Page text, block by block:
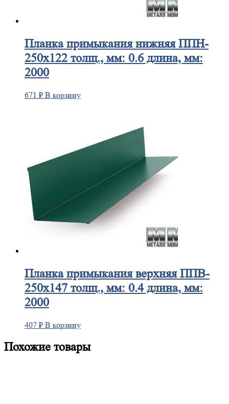
Планкапримыкания нижняя ППН-
250х122 толщ., мм: 0.6 длина, мм:
2000
671 ₽ В корзину
Планкапримыкания верхняя ППВ-
250х147 толщ., мм: 0.4 длина, мм:
2000
407 ₽ В корзину
Похожие товары